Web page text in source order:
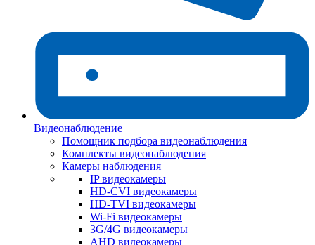
Видеонаблюдение
Помощник подбора видеонаблюдения
Комплекты видеонаблюдения
Камеры наблюдения
IP видеокамеры
HD-CVI видеокамеры
HD-TVI видеокамеры
Wi-Fi видеокамеры
3G/4G видеокамеры
AHD видеокамеры